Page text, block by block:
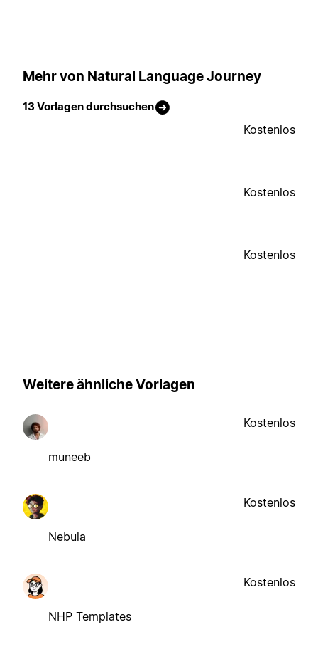
Mehr von Natural Language Journey
13 Vorlagen durchsuchen
Kostenlos
Kostenlos
Kostenlos
Weitere ähnliche Vorlagen
muneeb
Kostenlos
Nebula
Kostenlos
NHP Templates
Kostenlos